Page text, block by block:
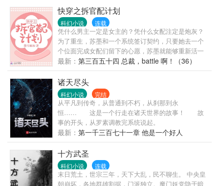
快穿之拆官配计划
科幻小说 连载
凭什么男主一定是女主的？凭什么女配注定是炮灰？
为了重生，苏墨和一个系统签订契约，只要她去一个
个位面完成女配们留下的心愿，苏墨就能够重新活一
回。 嗯，男主是武林盟主的儿子？那又如何？老娘武
功比他还高！然后苏墨就被男主拉去这样那样了。某
男：“我武功的确不如娘子，既然如此，为夫吃软饭也
是不错的！” 啥？你让我一个丫鬟攻略傀儡太子？行
吧！只不过……为啥得我者就能得天下？摄政王也想
娶我？抱歉大叔！我们不约！抱起我的太子殿下就
跑…… 什么，我成了冷宫弃妃？怕什么，那个太监才
是真男主啊！桥豆麻袋！不是说好了是太监吗？让我
帮他坐上皇位是什么鬼？男人魅惑一笑：“娘子，我有
说过我是真太监？” 哦，男主是丧尸啊，正好啊，老娘
还没见过丧尸呢！怕毛线！不是，丧尸不应该是死人
吗？有没有搞错，你让我复活他？死人怎么复活？男
人笑了笑：“老婆亲亲抱抱就能复活！” 等一下，我怎
最新： 第三百五十四 总裁，battle 啊！（36）
诸天尽头
科幻小说 完结
从平凡到传奇，从普通到不朽，从刹那到永
恒…… 这是一个行走在诸天世界的故事！ 故
事的开头，从罗素调教完系统说起。
最新： 第一千三百七十一章 他是一个好人
十方武圣
科幻小说 连载
末日荒土，世宗三年，天下大乱，民不聊生。 中央皇
朝崩坏，各地群雄割据，门派独立。魔门妖党隐于暗